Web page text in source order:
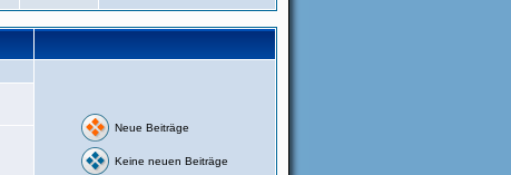
Neue Beiträge
Keine neuen Beiträge